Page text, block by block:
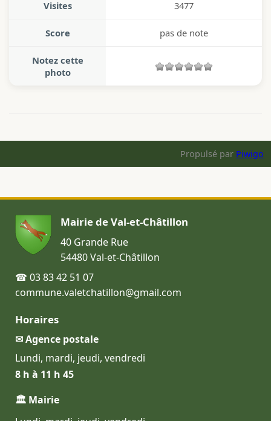
Visites 3477
Score pas de note
Notez cette
photo
Propulsé par Piwigo
Mairie de Val-et-Châtillon
40 Grande Rue
54480 Val-et-Châtillon
☎ 03 83 42 51 07
commune.valetchatillon@gmail.com
Horaires
✉ Agence postale
Lundi, mardi, jeudi, vendredi
8 h à 11 h 45
🏛 Mairie